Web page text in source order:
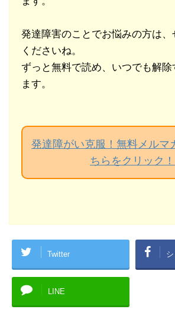
発達障害のことでお悩みの方は、
くださいね。
ずっと無料で読め、いつでも解除
ます。
発達障がい克服！無料メルマ
ちらをクリック！
Twitter
LINE